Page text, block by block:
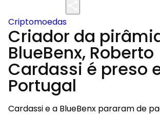
Criptomoedas
Criador da
BlueBenx, Roberto
Cardassi é preso
Portugal
Cardassi e a BlueBenx pararam de